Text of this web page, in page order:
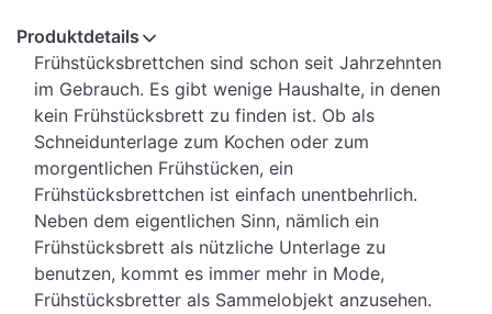
Produktdetails
Frühstücksbrettchen sind schon seit Jahrzehnten
im Gebrauch. Es gibt wenige Haushalte, in denen
kein Frühstücksbrett zu finden ist. Ob als
Schneidunterlage zum Kochen oder zum
morgentlichen Frühstücken, ein
Frühstücksbrettchen ist einfach unentbehrlich.
Neben dem eigentlichen Sinn, nämlich ein
Frühstücksbrett als nützliche Unterlage zu
benutzen, kommt es immer mehr in Mode,
Frühstücksbretter als Sammelobjekt anzusehen.